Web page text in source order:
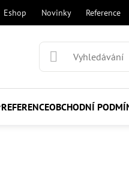
Eshop Novinky Reference
REFERENCEOBCHODNÍ